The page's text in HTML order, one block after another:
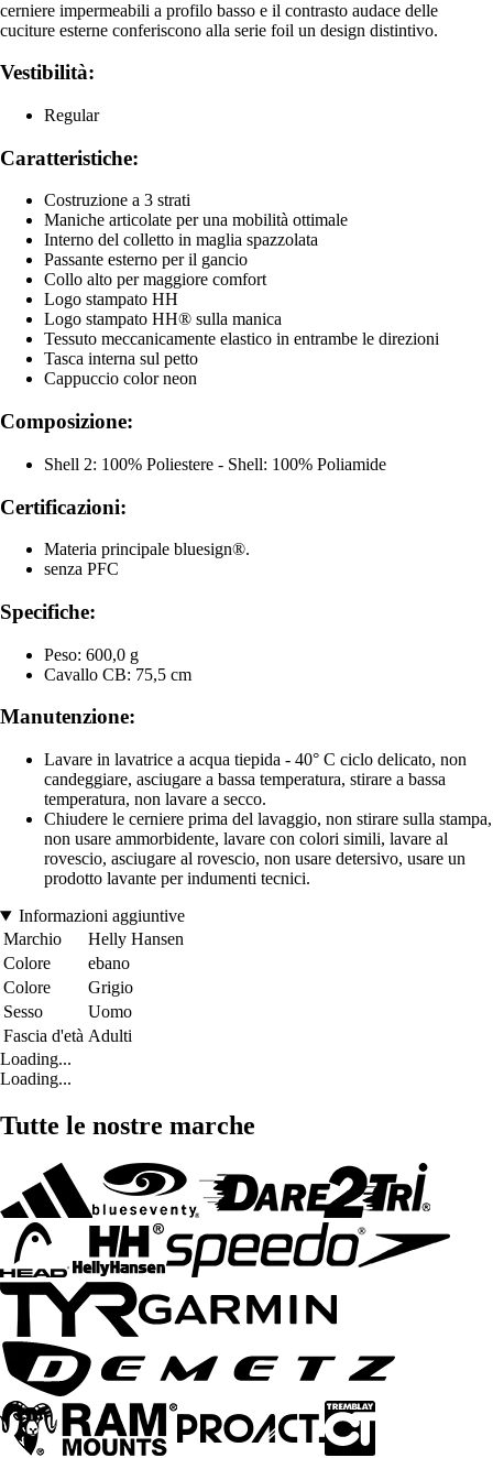
cerniere impermeabili a profilo basso e il contrasto audace delle
cuciture esterne conferiscono alla serie foil un design distintivo.
Vestibilità:
Regular
Caratteristiche:
Costruzione a 3 strati
Maniche articolate per una mobilità ottimale
Interno del colletto in maglia spazzolata
Passante esterno per il gancio
Collo alto per maggiore comfort
Logo stampato HH
Logo stampato HH® sulla manica
Tessuto meccanicamente elastico in entrambe le direzioni
Tasca interna sul petto
Cappuccio color neon
Composizione:
Shell 2: 100% Poliestere - Shell: 100% Poliamide
Certificazioni:
Materia principale bluesign®.
senza PFC
Specifiche:
Peso: 600,0 g
Cavallo CB: 75,5 cm
Manutenzione:
Lavare in lavatrice a acqua tiepida - 40° C ciclo delicato, non
candeggiare, asciugare a bassa temperatura, stirare a bassa
temperatura, non lavare a secco.
Chiudere le cerniere prima del lavaggio, non stirare sulla stampa,
non usare ammorbidente, lavare con colori simili, lavare al
rovescio, asciugare al rovescio, non usare detersivo, usare un
prodotto lavante per indumenti tecnici.
Informazioni aggiuntive
Marchio
Helly Hansen
Colore
ebano
Colore
Grigio
Sesso
Uomo
Fascia d'età Adulti
Loading...
Loading...
Tutte le nostre marche